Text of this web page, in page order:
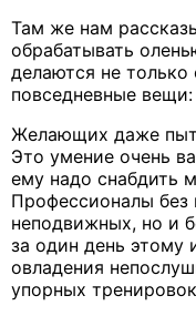
Там же нам
обрабатывать
делаются не
повседневные
Желающих даже
Это умение очень
ему надо снабдить
Профессионалы без
неподвижных, но и
за один день этому
овладения
упорных